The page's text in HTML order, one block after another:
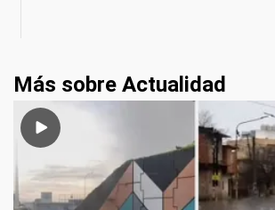
Más sobre Actualidad